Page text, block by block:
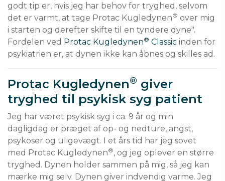
godt tip er, hvis jeg har behov for tryghed, selvom
det er varmt, at tage Protac Kugledynen® over mig
i starten og derefter skifte til en tyndere dyne".
Fordelen ved Protac Kugledynen® Classic inden for
psykiatrien er, at dynen ikke kan åbnes og skilles ad.
Protac Kugledynen® giver
tryghed til psykisk syg patient
Jeg har været psykisk syg i ca. 9 år og min
dagligdag er præget af op- og nedture, angst,
psykoser og uligevægt. I et års tid har jeg sovet
med Protac Kugledynen®, og jeg oplever en større
tryghed. Dynen holder sammen på mig, så jeg kan
mærke mig selv. Dynen giver indvendig varme. Jeg